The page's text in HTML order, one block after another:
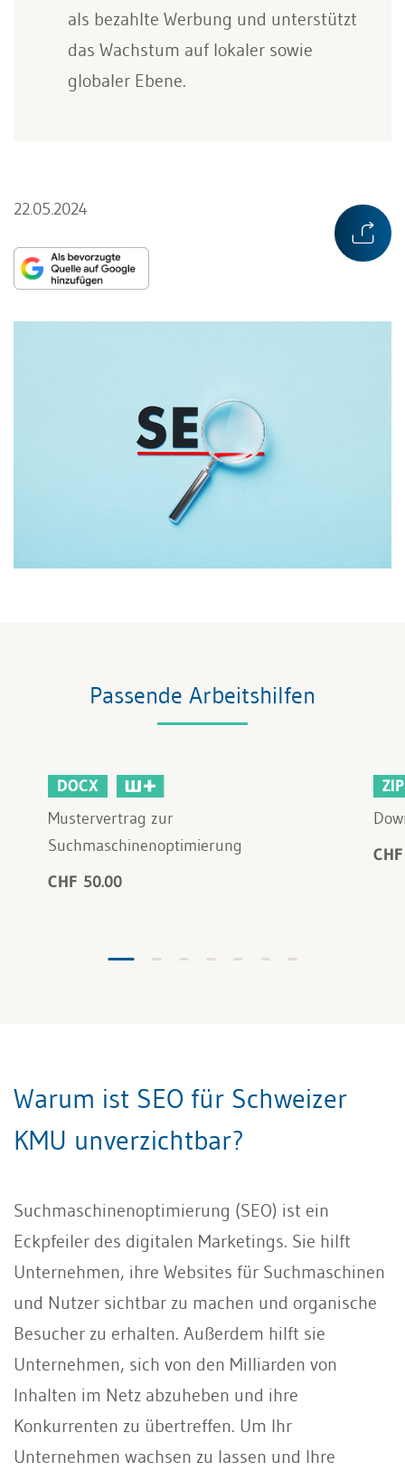
als bezahlte Werbung und unterstützt
das Wachstum auf lokaler sowie
globaler Ebene.
22.05.2024
Passende Arbeitshilfen
DOCX
Mustervertrag zur
Suchmaschinenoptimierung
CHF 50.00
ZIP
Warum ist SEO für Schweizer
KMU unverzichtbar?
Suchmaschinenoptimierung (SEO) ist ein
Eckpfeiler des digitalen Marketings. Sie hilft
Unternehmen, ihre Websites für Suchmaschinen
und Nutzer sichtbar zu machen und organische
Besucher zu erhalten. Außerdem hilft sie
Unternehmen, sich von den Milliarden von
Inhalten im Netz abzuheben und ihre
Konkurrenten zu übertreffen. Um Ihr
Unternehmen wachsen zu lassen und Ihre